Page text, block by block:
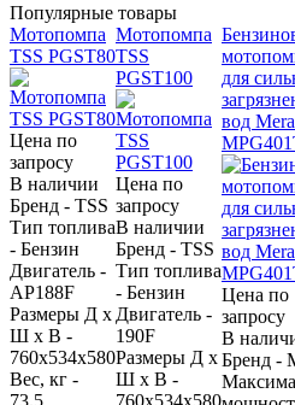
Популярные товары
Мотопомпа
TSS PGST80
Цена по
запросу
В наличии
Бренд - TSS
Тип топлива
- Бензин
Двигатель -
AP188F
Размеры Д х
Ш х В -
760x534x580
Вес, кг -
73.5
Мотопомпа
TSS
PGST100
Цена по
запросу
В наличии
Бренд - TSS
Тип топлива
- Бензин
Двигатель -
190F
Размеры Д х
Ш х В -
760x534x580
для
вод
Цена по
запросу
В
Бренд -